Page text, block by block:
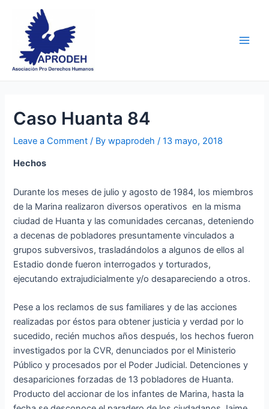
content
Caso Huanta 84
Leave a Comment / Bywpaprodeh/13 mayo, 2018
Hechos
Durante los meses de julio y agosto de 1984, los miembros
de la Marina realizaron diversos operativos en la misma
ciudad de Huanta y las comunidades cercanas, deteniendo
a decenas de pobladores presuntamente vinculados a
grupos subversivos, trasladándolos a algunos de ellos al
Estadio donde fueron interrogados y torturados,
ejecutando extrajudicialmente y/o desapareciendo a otros.
Pese a los reclamos de sus familiares y de las acciones
realizadas por éstos para obtener justicia y verdad por lo
sucedido, recién muchos años después, los hechos fueron
investigados por la CVR, denunciados por el Ministerio
Público y procesados por el Poder Judicial. Detenciones y
desapariciones forzadas de 13 pobladores de Huanta.
Producto del accionar de los infantes de Marina, hasta la
navigation